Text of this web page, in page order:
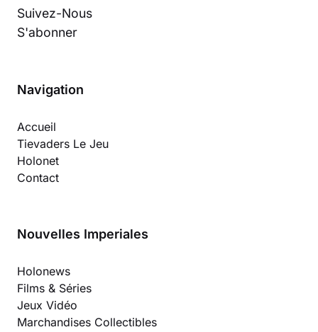
Suivez-Nous
S'abonner
Navigation
Accueil
Tievaders Le Jeu
Holonet
Contact
Nouvelles Imperiales
Holonews
Films & Séries
Jeux Vidéo
Marchandises Collectibles